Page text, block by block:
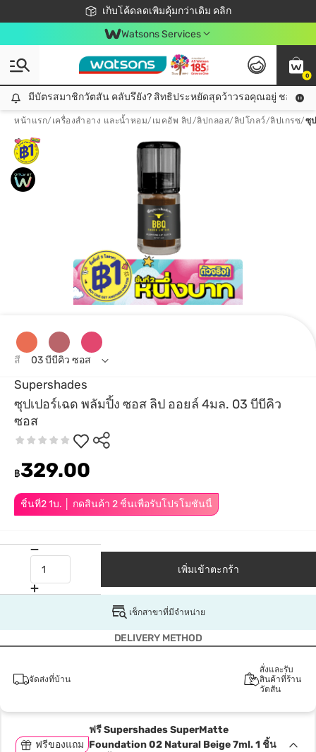
เก็บโค้ดลดเพิ่มคุ้มกว่าเดิม คลิก
ชอปออนไลน์ครั้งแรก ลดเพิ่มจุก ๆ 10%! 🎉
📦ส่งฟรี! เมื่อชอป 499฿
สมาชิกวัตสัน คลับดียังไง?
Watsons Services
0
มีบัตรสมาชิกวัตสัน คลับรึยัง? สิทธิประหยัดสุดว้าวรอคุณอยู่ ชอปคุ้มกว่าเดิม คลิก!
มีบัตรสมาชิกวัตสัน คลับรึยัง? สิทธิประหยัดสุดว้าวรอคุณอยู่ ชอปคุ้มก
หน้าแรก/ เครื่องสำอาง และน้ำหอม/ เมคอัพ ลิป /ลิปกลอส/ลิปโกลว์/ลิปเกรซ/ซุ
Supershades
ซุปเปอร์เฉด พลัมปิ้ง ซอส ลิป ออยล์ 4มล. 03 บีบีคิว
ซอส
ชิ้นที่2 1บ. │ กดสินค้า 2 ชิ้นเพื่อรับโปรโมชันนี้
฿329.00
สี 03 บีบีคิว ซอส
เพิ่มเข้าตะกร้า
เช็กสาขาที่มีจำหน่าย
DELIVERY METHOD
จัดส่งที่บ้าน
สั่งและรับ
สินค้าที่ร้าน
วัตสัน
ฟรีของแถม
ฟรี Supershades SuperMatte
Foundation 02 Natural Beige 7ml. 1 ชิ้น